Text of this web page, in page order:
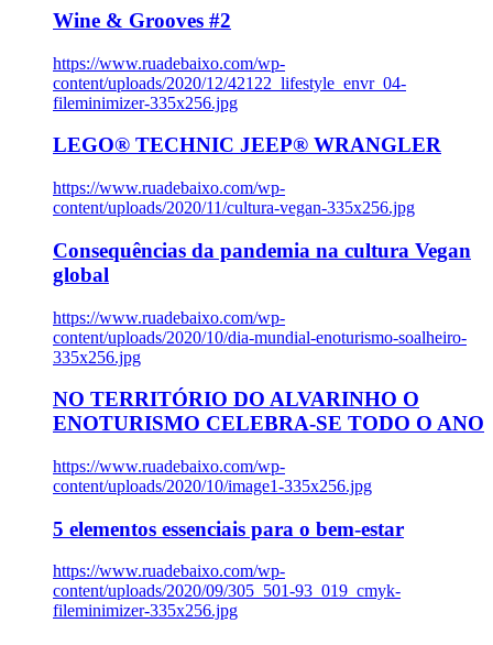
Wine & Grooves #2
https://www.ruadebaixo.com/wp-
content/uploads/2020/12/42122_lifestyle_envr_04-
fileminimizer-335x256.jpg
LEGO® TECHNIC JEEP® WRANGLER
https://www.ruadebaixo.com/wp-
content/uploads/2020/11/cultura-vegan-335x256.jpg
Consequências da pandemia na cultura Vegan
global
https://www.ruadebaixo.com/wp-
content/uploads/2020/10/dia-mundial-enoturismo-soalheiro-
335x256.jpg
NO TERRITÓRIO DO ALVARINHO O
ENOTURISMO CELEBRA-SE TODO O ANO
https://www.ruadebaixo.com/wp-
content/uploads/2020/10/image1-335x256.jpg
5 elementos essenciais para o bem-estar
https://www.ruadebaixo.com/wp-
content/uploads/2020/09/305_501-93_019_cmyk-
fileminimizer-335x256.jpg